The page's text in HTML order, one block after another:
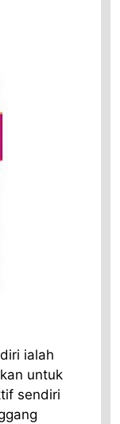
ialah
untuk
sendiri